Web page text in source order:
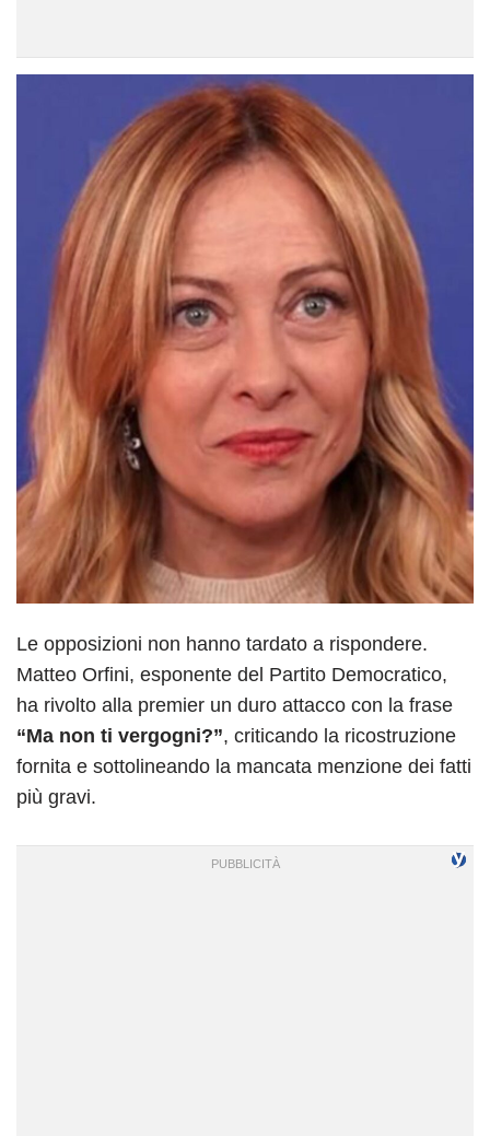
Le opposizioni non hanno tardato a rispondere.
Matteo Orfini, esponente del Partito Democratico,
ha rivolto alla premier un duro attacco con la frase
“Ma non ti vergogni?”, criticando la ricostruzione
fornita e sottolineando la mancata menzione dei fatti
più gravi.